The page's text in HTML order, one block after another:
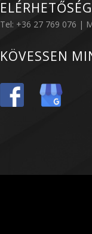
Tel: +36 27 769 076 |
KÖVESSEN